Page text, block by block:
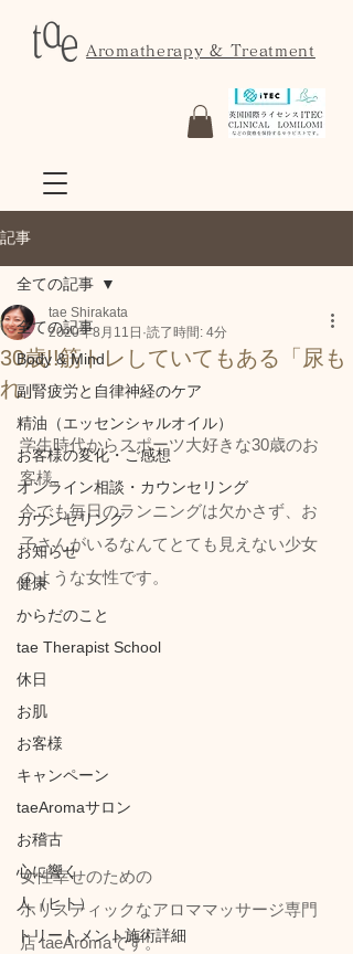
Aromatherapy & Treatment
記事
全ての記事
Body & Mind
副腎疲労と自律神経のケア
精油（エッセンシャルオイル）
お客様の変化・ご感想
オンライン相談・カウンセリング
カウンセリング
お知らせ
健康
からだのこと
tae Therapist School
休日
お肌
お客様
キャンペーン
taeAromaサロン
お稽古
心に響く
人（ヒト）
トリートメント施術詳細
全ての記事
30歳!!筋トレしていてもある「尿も
れ」
tae Shirakata
2020年8月11日 読了時間: 4分
学生時代からスポーツ大好きな30歳のお
客様。
今でも毎日のランニングは欠かさず、お
子さんがいるなんてとても見えない少女
のような女性です。
女性幸せのための
ホリスティックなアロママッサージ専門
店 taeAromaです。